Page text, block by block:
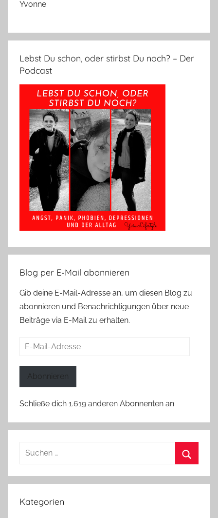
Yvonne
Lebst Du schon, oder stirbst Du noch? – Der
Podcast
Blog per E-Mail abonnieren
Gib deine E-Mail-Adresse an, um diesen Blog zu
abonnieren und Benachrichtigungen über neue
Beiträge via E-Mail zu erhalten.
E-
Abonnieren
Schließe dich 1.619 anderen Abonnenten an
Suchen
Kategorien